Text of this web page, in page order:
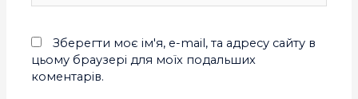
Зберегти моє ім'я, e-mail, та адресу сайту в
цьому браузері для моїх подальших
коментарів.